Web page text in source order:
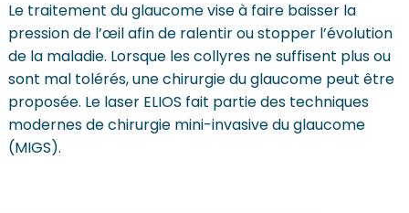
Le traitement du glaucome vise à faire baisser la
pression de l’œil afin de ralentir ou stopper l’évolution
de la maladie. Lorsque les collyres ne suffisent plus ou
sont mal tolérés, une chirurgie du glaucome peut être
proposée. Le laser ELIOS fait partie des techniques
modernes de chirurgie mini-invasive du glaucome
(MIGS).